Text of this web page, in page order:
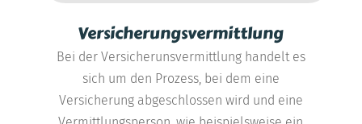
Versicherungsvermittlung
Bei der Versicherunsvermittlung handelt es
sich um den Prozess, bei dem eine
Versicherung abgeschlossen wird und eine